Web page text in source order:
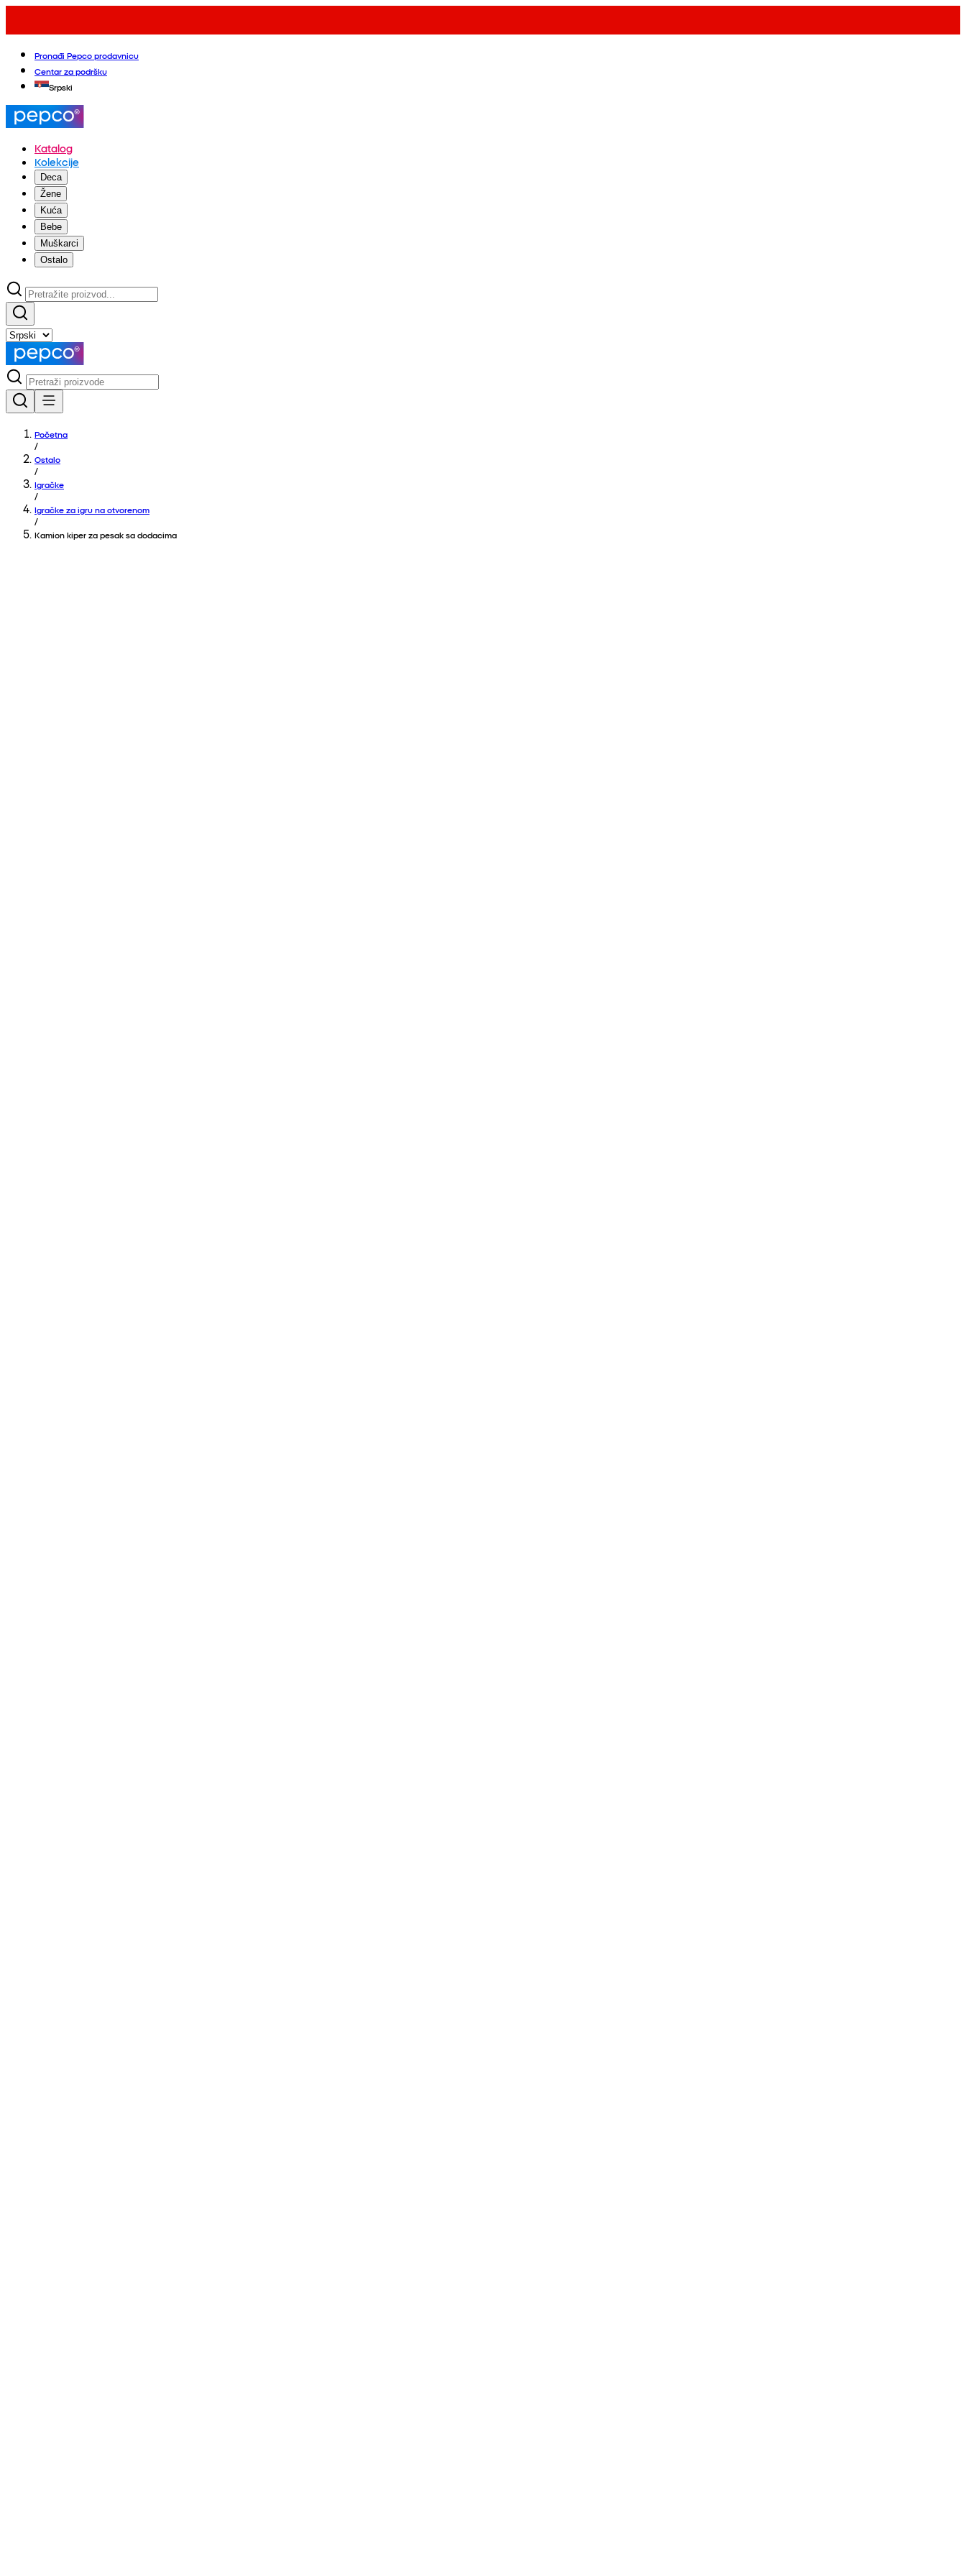
Pronađi Pepco prodavnicu
Centar za podršku
Srpski
Katalog
Kolekcije
Deca
Žene
Kuća
Bebe
Muškarci
Ostalo
Početna
/
Ostalo
/
Igračke
/
Igračke za igru na otvorenom
/
Kamion kiper za pesak sa dodacima